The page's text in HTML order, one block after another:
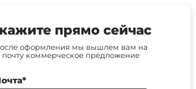
прямо сейчас
оформления мы вышлем вам на
почту коммерческое предложение